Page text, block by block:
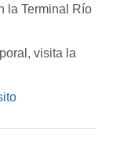
la Terminal Río
visita la